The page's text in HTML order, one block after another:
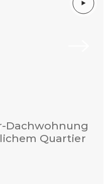
Dachwohnung
Quartier